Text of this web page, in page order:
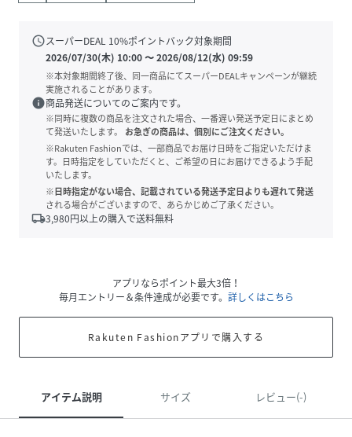
scheduleスーパーDEAL 10%ポイントバック対象期間
2026/07/30(木) 10:00〜2026/08/12(水) 09:59
※本対象期間終了後、同一商品にてスーパーDEALキャンペーンが継続
実施されることがあります。
info商品発送についてのご案内です。
※同時に複数の商品を注文された場合、一番遅い発送予定日にまとめ
て発送いたします。
お急ぎの商品は、個別にご注文ください。
※Rakuten Fashionでは、一部商品でお届け日時をご指定いただけま
す。日時指定をしていただくと、ご希望の日にお届けできるよう手配
いたします。
※日時指定がない場合、記載されている発送予定日よりも遅れて発送
される場合がございますので、あらかじめご了承ください。
local_shipping3,980円以上の購入で送料無料
アプリならポイント最大3倍！
毎月エントリー＆条件達成が必要です。 詳しくはこちら
Rakuten Fashionアプリで購入する
アイテム説明 サイズ レビュー(-)